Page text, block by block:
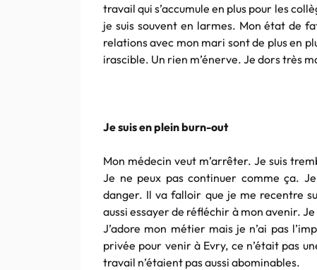
travail qui s’accumule en plus pour les
je suis souvent en larmes. Mon état de
relations avec mon mari sont de plus en
irascible. Un rien m’énerve. Je dors très
Je suis en pleinburn-out
Mon médecin veut m’arrêter. Je suis
Je ne peux pas continuer comme ça.
danger. Il va falloir que je me recentre
aussi essayer de réfléchir à mon avenir.
J’adore mon métier mais je n’ai pas
privée pour venir à Evry, ce n’était pas
travail n’étaient pas aussi abominables.